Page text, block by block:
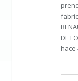
DE
hace